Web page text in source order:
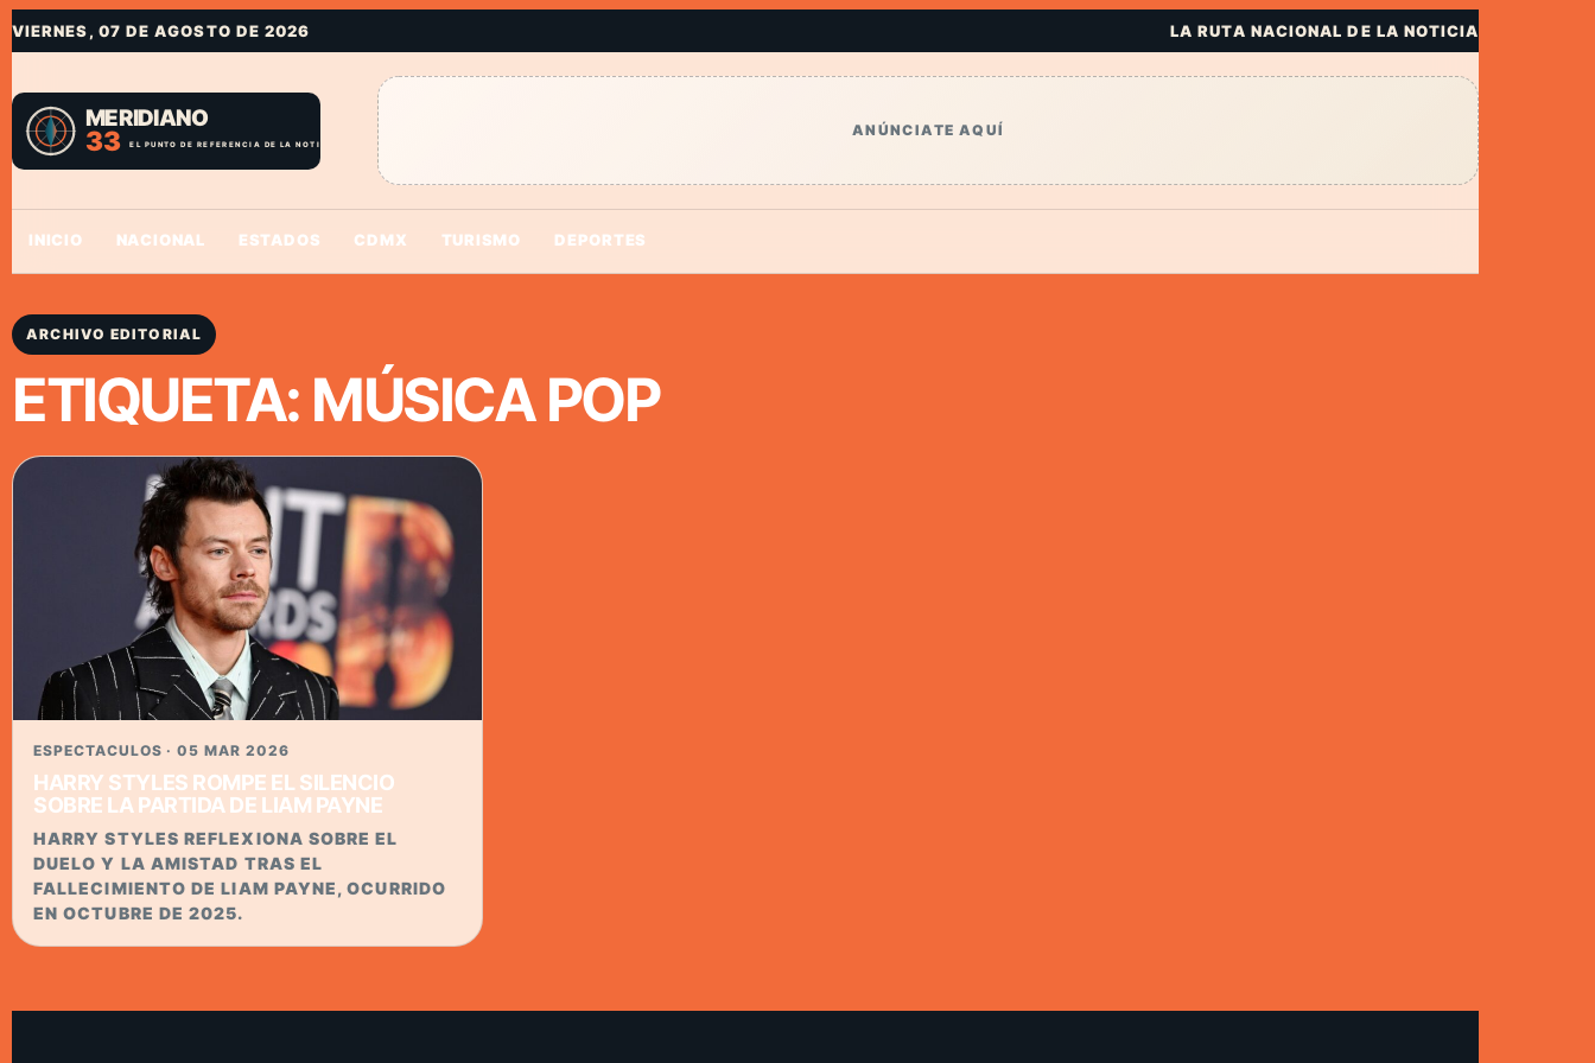
VIERNES, 07 DE AGOSTO DE 2026 LA RUTA NACIONAL DE LA NOTICIA
ANÚNCIATE AQUÍ
INICIO NACIONAL ESTADOS CDMX TURISMO DEPORTES
ARCHIVO EDITORIAL
ETIQUETA: MÚSICA POP
ESPECTACULOS · 05 MAR 2026
HARRY STYLES ROMPE EL SILENCIO
SOBRE LA PARTIDA DE LIAM PAYNE
HARRY STYLES REFLEXIONA SOBRE EL
DUELO Y LA AMISTAD TRAS EL
FALLECIMIENTO DE LIAM PAYNE, OCURRIDO
EN OCTUBRE DE 2025.